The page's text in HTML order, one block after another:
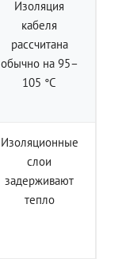
Изоляция
кабеля
рассчитана
обычно на 95–
105 °C
Изоляционные
слои
задерживают
тепло